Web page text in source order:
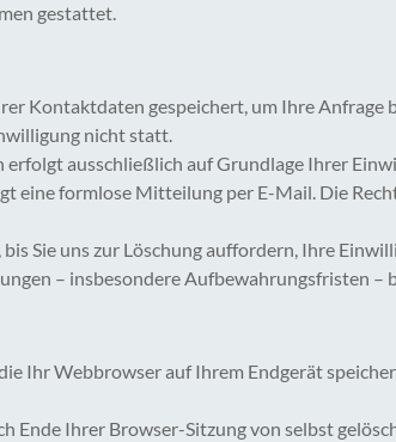
gestattet.
Kontaktdaten gespeichert, um Ihre Anfrage
nicht statt.
ausschließlich auf Grundlage Ihrer
eine formlose Mitteilung per E-Mail. Die
Sie uns zur Löschung auffordern, Ihre
– insbesondere Aufbewahrungsfristen –
Ihr Webbrowser auf Ihrem Endgerät
Ende Ihrer Browser-Sitzung von selbst